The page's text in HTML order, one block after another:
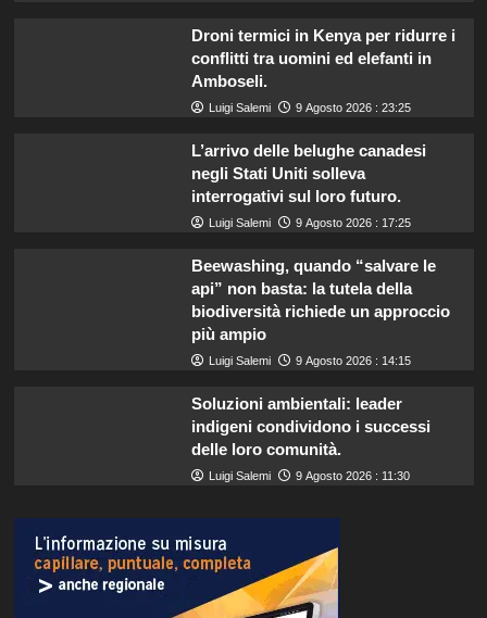
Droni termici in Kenya per ridurre i
conflitti tra uomini ed elefanti in
Amboseli.
Luigi Salemi 9 Agosto 2026 : 23:25
L’arrivo delle belughe canadesi
negli Stati Uniti solleva
interrogativi sul loro futuro.
Luigi Salemi 9 Agosto 2026 : 17:25
Beewashing, quando “salvare le
api” non basta: la tutela della
biodiversità richiede un approccio
più ampio
Luigi Salemi 9 Agosto 2026 : 14:15
Soluzioni ambientali: leader
indigeni condividono i successi
delle loro comunità.
Luigi Salemi 9 Agosto 2026 : 11:30